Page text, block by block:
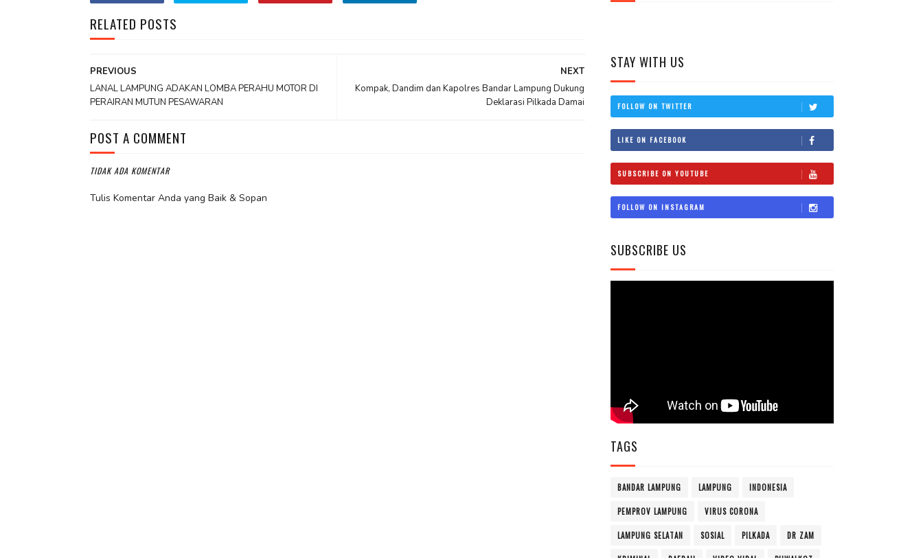
RELATED POSTS
NEXT
Kompak, Dandim dan Kapolres Bandar Lampung Dukung
Deklarasi Pilkada Damai
PREVIOUS
LANAL LAMPUNG ADAKAN LOMBA PERAHU MOTOR DI
PERAIRAN MUTUN PESAWARAN
POST A COMMENT
TIDAK ADA KOMENTAR
Tulis Komentar Anda yang Baik & Sopan
STAY WITH US
FOLLOW ON TWITTER
LIKE ON FACEBOOK
SUBSCRIBE ON YOUTUBE
FOLLOW ON INSTAGRAM
SUBSCRIBE US
TAGS
BANDAR LAMPUNG LAMPUNG INDONESIA
PEMPROV LAMPUNG VIRUS CORONA
LAMPUNG SELATAN SOSIAL PILKADA DR ZAM